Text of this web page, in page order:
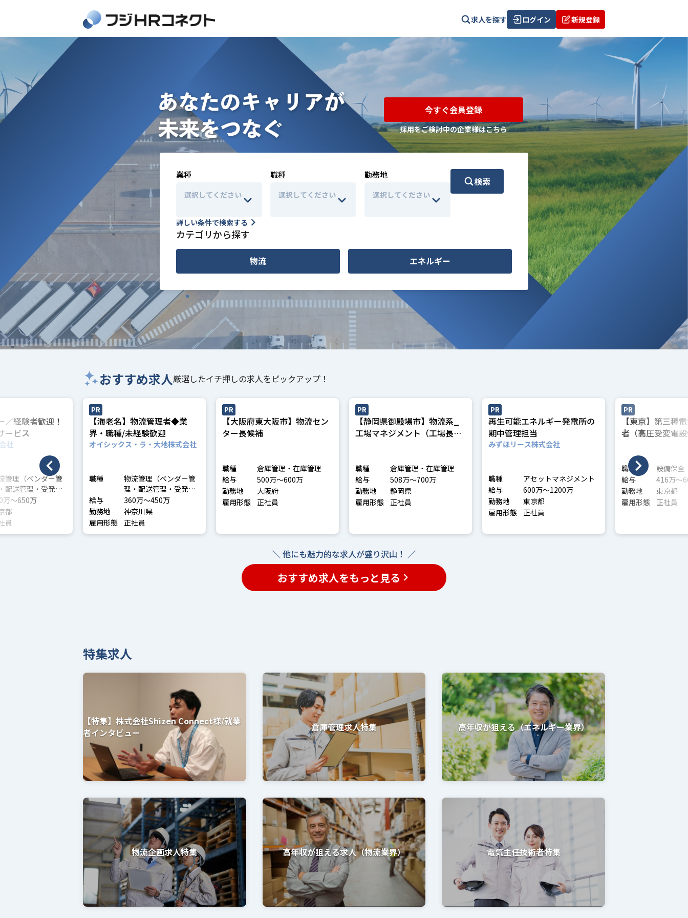
求人を探す ログイン 新規登録
今すぐ会員登録
採用をご検討中の企業様はこちら
業種 職種 勤務地
選択してください 選択してください 選択してください
検索
詳しい条件で検索する
カテゴリから探す
物流 エネルギー
おすすめ求人厳選したイチ押しの求人をピックアップ！
／経験者歓迎！
ービス
社
管理（ベンダー管
配送管理・受発注
など）
万〜650万
都
員
PR
【海老名】物流管理者◆業
界・職種/未経験歓迎
オイシックス・ラ・大地株式会社
職種
物流管理（ベンダー管
理・配送管理・受発注
管理など）
給与
360万〜450万
勤務地
神奈川県
雇用形態
正社員
PR
【大阪府東大阪市】物流セン
ター長候補
職種
倉庫管理・在庫管理
給与
500万〜600万
勤務地
大阪府
雇用形態
正社員
PR
【静岡県御殿場市】物流系_
工場マネジメント（工場長・
職種
倉庫管理・在庫管理
給与
508万〜700万
勤務地
静岡県
雇用形態
正社員
PR
再生可能エネルギー発電所の
期中管理担当
みずほリース株式会社
職種
アセットマネジメント
給与
600万〜1200万
勤務地
東京都
雇用形態
正社員
PR
【東京】第三種
者（高圧受変電
職種
設備保全
給与
416万〜
勤務地
東京都
雇用形態
正社員
＼ 他にも魅力的な求人が盛り沢山！ ／
おすすめ求人をもっと見る
特集求人
【特集】株式会社Shizen Connect様/就業
者インタビュー
倉庫管理求人特集 高年収が狙える（エネルギー業界）
物流企画求人特集 高年収が狙える求人（物流業界） 電気主任技術者特集